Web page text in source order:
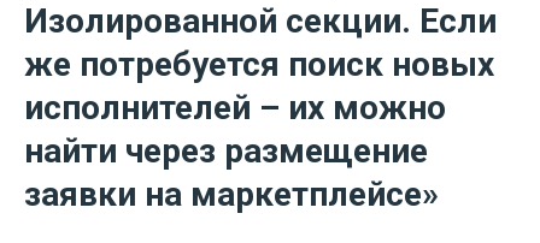
Изолированной секции. Если
же потребуется поиск новых
исполнителей – их можно
найти через размещение
заявки на маркетплейсе»